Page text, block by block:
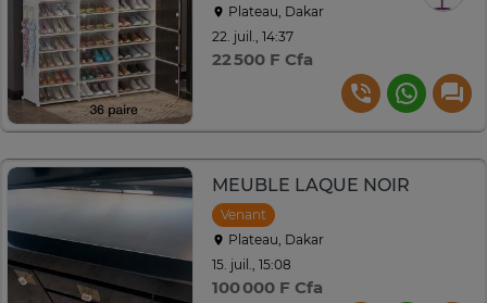
Plateau, Dakar
22. juil., 14:37
22 500 F Cfa
MEUBLE LAQUE NOIR
Venant
Plateau, Dakar
15. juil., 15:08
100 000 F Cfa